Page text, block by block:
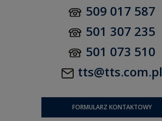
509 017 587
501 307 235
501 073 510
tts@tts.com.pl
FORMULARZ KONTAKTOWY